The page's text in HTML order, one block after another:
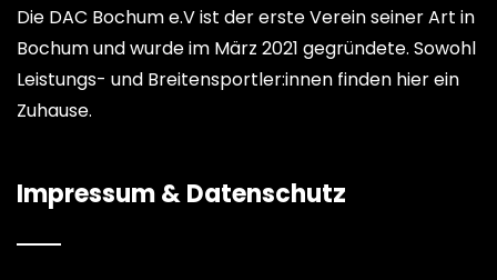
Die DAC Bochum e.V ist der erste Verein seiner Art in
Bochum und wurde im März 2021 gegründete. Sowohl
Leistungs- und Breitensportler:innen finden hier ein
Zuhause.
Impressum & Datenschutz